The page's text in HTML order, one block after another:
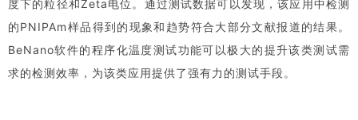
度下的粒径和Zeta电位。通过测试数据可以发现，该应用中检测
的PNIPAm样品得到的现象和趋势符合大部分文献报道的结果。
BeNano软件的程序化温度测试功能可以极大的提升该类测试需
求的检测效率，为该类应用提供了强有力的测试手段。